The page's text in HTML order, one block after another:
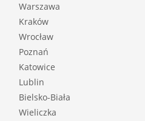
Warszawa
Kraków
Wrocław
Poznań
Katowice
Lublin
Bielsko-Biała
Wieliczka